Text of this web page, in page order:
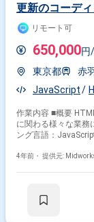
更新のコーディ
リモート可
650,000円
東京都
赤
JavaScript
作業内容 ■概要
に関わる様々な業務に対応して
ング言語：
4年前・ 提供元: